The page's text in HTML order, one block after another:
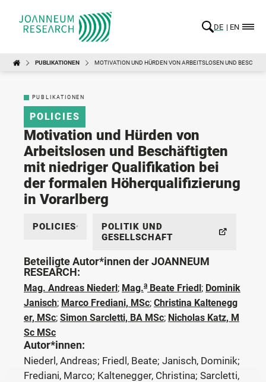
DE EN
PUBLIKATIONEN MOTIVATION UND HÜRDEN VON ARBEITSLOSEN UND
PUBLIKATIONEN
POLICIES
Motivation und Hürden von
Arbeitslosen und Beschäftigten
mit niedriger Qualifikation bei
der formalen Höherqualifizierung
in Vorarlberg
POLICIES
POLITIK UND
GESELLSCHAFT
Beteiligte Autor*innen der JOANNEUM
RESEARCH:
Mag. Andreas Niederl; Mag.a Beate Friedl; Dominik
Janisch; Marco Frediani, MSc; Christina Kaltenegg
er, MSc; Simon Sarcletti, BA MSc; Nicholas Katz, M
Sc MSc
Autor*innen:
Niederl, Andreas; Friedl, Beate; Janisch, Dominik;
Frediani, Marco; Kaltenegger, Christina; Sarcletti,